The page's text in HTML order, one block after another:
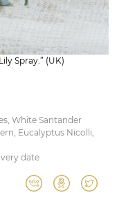
Spray.” (UK)
White Santander
Eucalyptus Nicolli,
date